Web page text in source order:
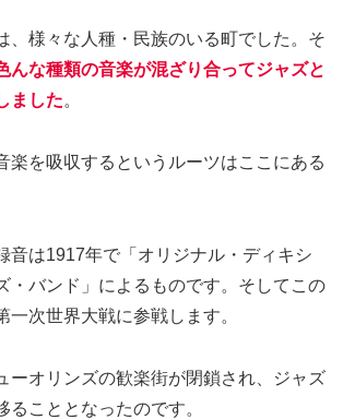
、様々な人種・民族のいる町でした。そ
んな種類の音楽が混ざり合ってジャズと
ました。
楽を吸収するというルーツはここにある
音は1917年で「オリジナル・ディキシ
・バンド」によるものです。そしてこの
一次世界大戦に参戦します。
ーオリンズの歓楽街が閉鎖され、ジャズ
ることとなったのです。